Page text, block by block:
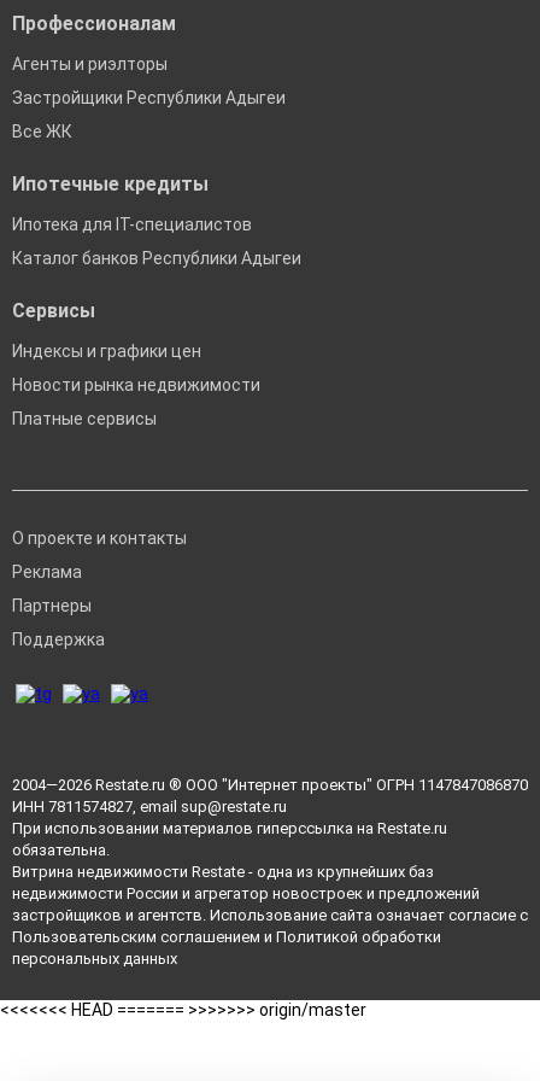
Профессионалам
Агенты и риэлторы
Застройщики Республики Адыгеи
Все ЖК
Ипотечные кредиты
Ипотека для IT-специалистов
Каталог банков Республики Адыгеи
Сервисы
Индексы и графики цен
Новости рынка недвижимости
Платные сервисы
О проекте и контакты
Реклама
Партнеры
Поддержка
2004—2026 Restate.ru ® ООО "Интернет проекты" ОГРН 1147847086870
ИНН 7811574827, email sup@restate.ru
При использовании материалов гиперссылка на Restate.ru
обязательна.
Витрина недвижимости Restate - одна из крупнейших баз
недвижимости России и агрегатор новостроек и предложений
застройщиков и агентств. Использование сайта означает согласие с
Пользовательским соглашением и Политикой обработки
персональных данных
<<<<<<< HEAD ======= >>>>>>> origin/master